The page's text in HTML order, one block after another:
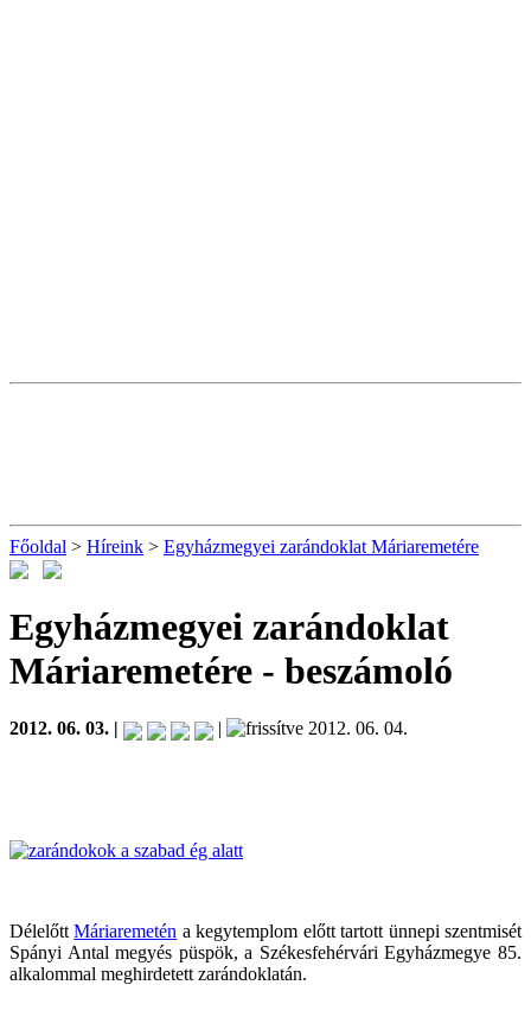
Főoldal > Híreink > Egyházmegyei zarándoklat Máriaremetére
Egyházmegyei zarándoklat
Máriaremetére - beszámoló
2012. 06. 03. | | 2012. 06. 04.
DélelőttMáriaremetén a kegytemplom előtt tartott ünnepi szentmisét
Spányi Antal megyés püspök, a Székesfehérvári Egyházmegye 85.
alkalommal meghirdetett zarándoklatán.